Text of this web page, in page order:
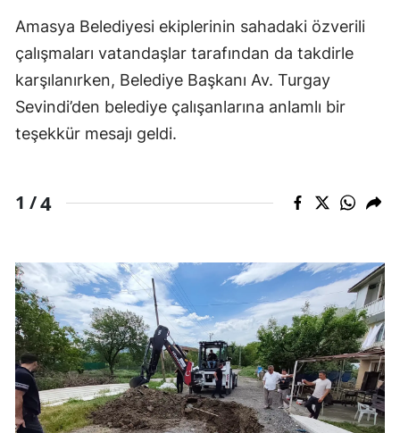
Amasya Belediyesi ekiplerinin sahadaki özverili
çalışmaları vatandaşlar tarafından da takdirle
karşılanırken, Belediye Başkanı Av. Turgay
Sevindi’den belediye çalışanlarına anlamlı bir
teşekkür mesajı geldi.
1 /4